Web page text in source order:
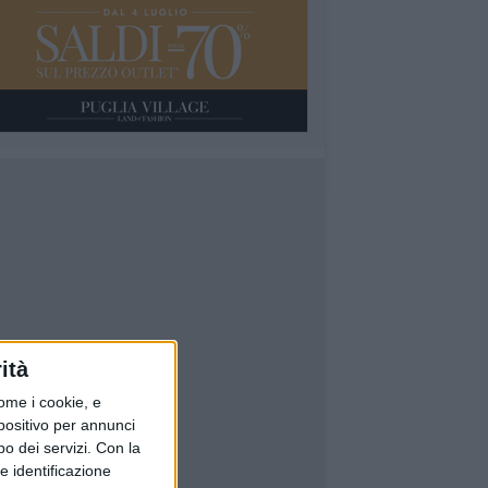
i cookie, e
per annunci
dei servizi. Con la
identificazione